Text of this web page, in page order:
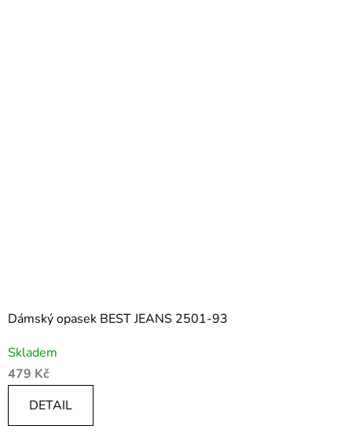
Dámský opasek BEST JEANS 2501-93
Skladem
479 Kč
DETAIL